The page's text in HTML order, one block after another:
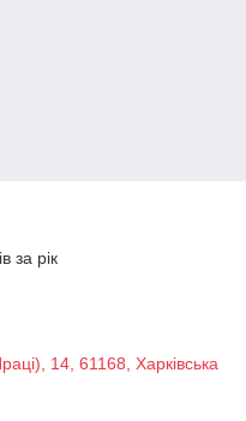
за рік
14, 61168, Харківська